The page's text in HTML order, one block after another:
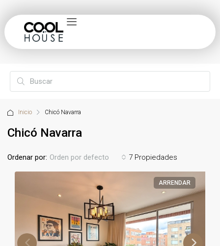
Inicio Chicó Navarra
Chicó Navarra
7 Propiedades
Ordenar por: Orden por defecto
ARRENDAR